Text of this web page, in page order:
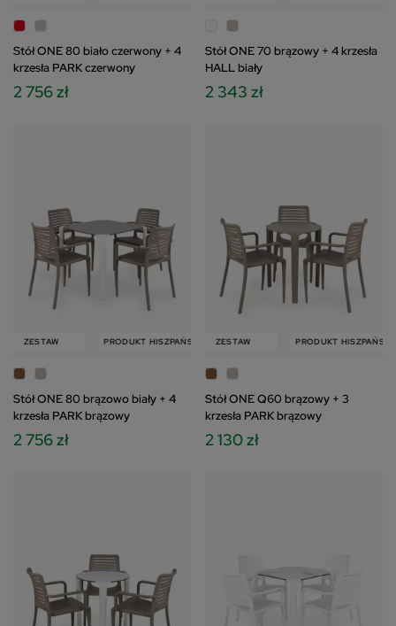
Stół ONE 80 biało czerwony + 4
krzesła PARK czerwony
2 756 zł
Stół ONE 70 brązowy + 4 krzesła
HALL biały
2 343 zł
PRODUKT HISZPAŃSKI ZESTAW
Stół ONE 80 brązowo biały + 4
krzesła PARK brązowy
2 756 zł
PRODUKT HISZPAŃSKI ZESTAW PRODUKT HISZPAŃSKI
Stół ONE Q60 brązowy + 3
krzesła PARK brązowy
2 130 zł